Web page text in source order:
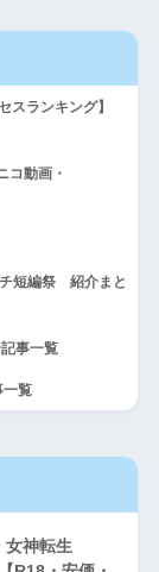
スランキング】
コ動画・
短編祭 紹介まと
事一覧
一覧
女神転生